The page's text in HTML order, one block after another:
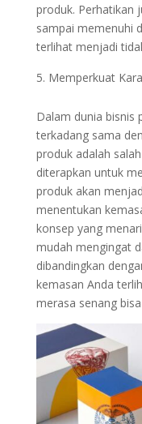
produk. Perhatikan
sampai memenuhi
terlihat menjadi
Memperkuat
Dalam dunia bisnis
terkadang sama
produk adalah
diterapkan untuk
produk akan
menentukan
konsep yang
mudah mengingat
dibandingkan
kemasan Anda
merasa senang